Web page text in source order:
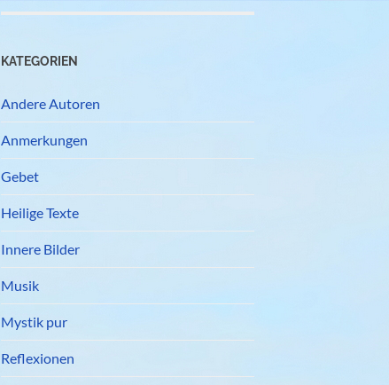
KATEGORIEN
Andere Autoren
Anmerkungen
Gebet
Heilige Texte
Innere Bilder
Musik
Mystik pur
Reflexionen